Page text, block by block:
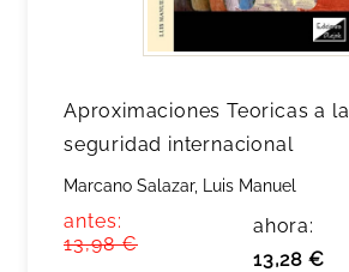
Aproximaciones Teoricas a la
seguridad internacional
Marcano Salazar, Luis Manuel
antes:
13,98 €
ahora:
13,28 €